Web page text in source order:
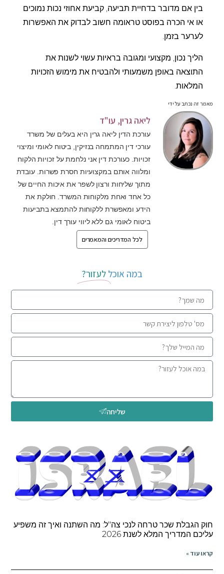
בין אם מדובר בדחיית תביעה, קביעת אחוזי נכות נמוכים
או אי הכרה בפוסט טראומה חשוב לבדוק את האפשרות
לערער בזמן.
הליך נכון, מקצועי ומגובה בראיות עשוי לשנות את
התוצאה באופן משמעותי ולהבטיח את מימוש הזכויות
המלאות.
מאמר זה נכתב על ידי
ליאה גרין, עו"ד
עורכת הדין ליאה גרין היא בעלים של משרד
עורכי דין המתמחה בנזיקין, ביטוח לאומי ומיצוי
זכויות. כעורכת דין אני נלחמת על זכויות הלקוח
ומלווה אותם במקצועיות חסרת פשרות. עובדת
מתוך שליחות ורצון לשפר את איכות החיים של
כל אחד ואחת מלקוחות המשרד. חולקת את
הידע ומאפשרת ללקוחות להתמצא בתביעות
ביטוח לאומי גם ללא ליווי עורך דין.
לכל המדריכים והמאמרים
במה אוכל לעזור?
שליחה
חוק הגבלת שכר טרחה לנכי צה"ל: מה השתנה ואיך זה משפיע
עליכם המדריך המלא לשנת 2026
קראו עוד »